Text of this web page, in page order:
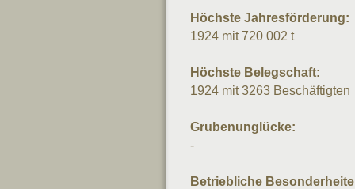
Höchste Jahresförderung:
1924 mit 720 002 t
Höchste Belegschaft:
1924 mit 3263 Beschäftigten
Grubenunglücke:
-
Betriebliche